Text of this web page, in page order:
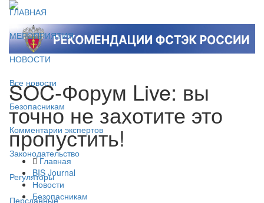
ГЛАВНАЯ
МЕРОПРИЯТИЯ
НОВОСТИ
Все новости
Безопасникам
Комментарии экспертов
Законодательство
Регуляторы
Персданные
SOC-Форум Live: вы
точно не захотите это
пропустить!
Главная
BIS Journal
Новости
Безопасникам